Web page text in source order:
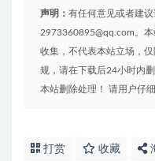
声明： 有任何意见或者建议
2973360895@qq.com。
收集，不代表本站立场，
规，请在下载后24小时内
本站删除处理！ 请用户仔
打赏 收藏